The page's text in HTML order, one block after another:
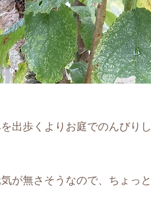
出歩くよりお庭でのんびり
が無さそうなので、ちょっ